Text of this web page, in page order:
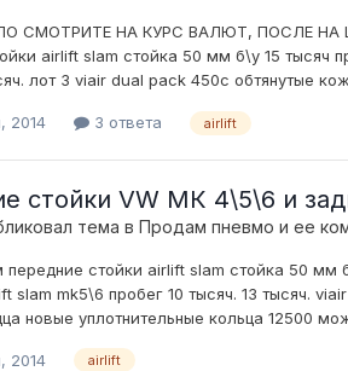
СМОТРИТЕ НА КУРС ВАЛЮТ, ПОСЛЕ НА
airlift slam стойка 50 мм б\у 15 тысяч
лот 3 viair dual pack 450c обтянутые
2014 3 ответа airlift
стойки VW МК 4\5\6 и
тема в Продам пневмо и ее
передние стойки airlift slam стойка 50 мм
slam mk5\6 пробег 10 тысяч. 13 тысяч.
новые уплотнительные кольца 12500
2014 airlift